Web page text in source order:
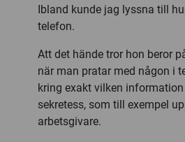
Ibland kunde jag lyssna till
telefon.
Att det hände tror hon beror
när man pratar med någon i
kring exakt vilken
sekretess, som till exempel
arbetsgivare.